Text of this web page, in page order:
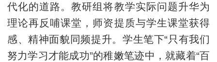
代化的道路。教研组将教学实际问题升华为
理论再反哺课堂，师资提质与学生课堂获得
感、精神面貌同频提升。学生笔下“只有我们
努力学习才能成功”的稚嫩笔迹中，就藏着“百